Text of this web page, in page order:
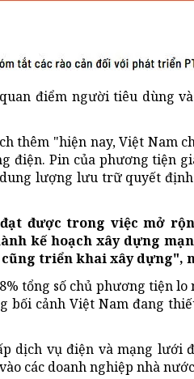
điểm người tiêu dùng
thêm "hiện nay, Việt Nam
điện. Pin của phương tiện
lượng lưu trữ quyết
được trong việc mở
kế hoạch xây dựng
triển khai xây dựng",
tổng số chủ phương tiện
bối cảnh Việt Nam đang
dịch vụ điện và mạng lưới
các doanh nghiệp nhà